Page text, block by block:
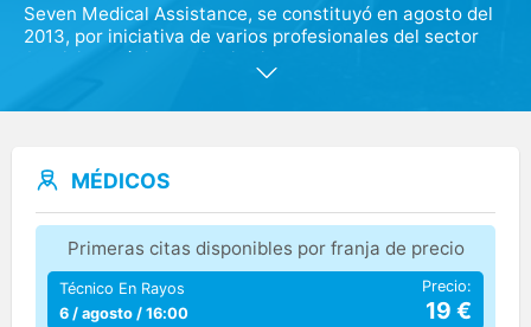
Seven Medical Assistance, se constituyó en agosto del
2013, por iniciativa de varios profesionales del sector
Servicios Médicos y Sanitarios, que se unen para
aprovechar las sinergias de las empresas que
médicas. Para ello se crean servicios de Traumatología,
Reumatología, Medicina Interna, Neuropsiquiatría,
Recuperación funcional, Análisis, Medicina General, y
revisiones médicas
MÉDICOS
Primeras citas disponibles por franja de precio
Técnico En Rayos
6 / agosto / 16:00
Precio:
19 €